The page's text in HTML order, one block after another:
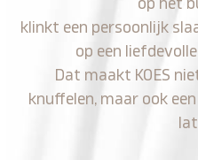
op het
klinkt een persoonlijk
op een
Dat maakt KOES
knuffelen, maar ook